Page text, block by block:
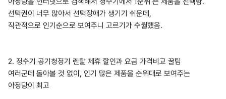
선택권이 너무 많아서 선택장애가 생기기 쉬운데,
직관적으로 인기순으로 보여주니 고르기가 수월했음.
2. 정수기 공기청정기 렌탈 제휴 할인과 요금 가격비교 꿀팁
여러군데 돌아볼 것 없이, 인기 많은 제품을 순위대로 보여주는
아정당이 최고